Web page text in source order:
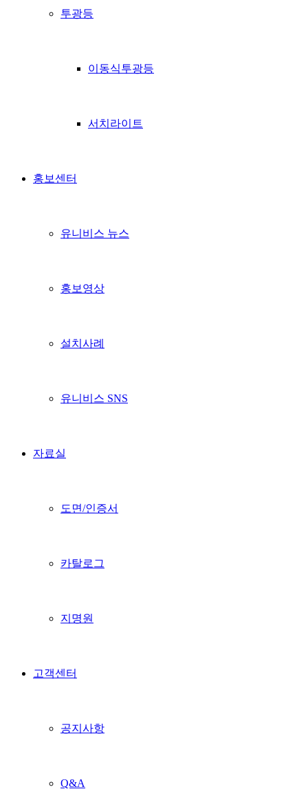
투광등
이동식투광등
서치라이트
홍보센터
유니비스 뉴스
홍보영상
설치사례
유니비스 SNS
자료실
도면/인증서
카탈로그
지명원
고객센터
공지사항
Q&A